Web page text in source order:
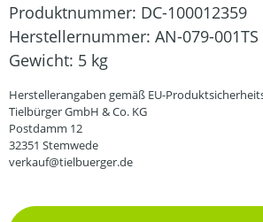
Produktnummer: DC-100012359
Herstellernummer: AN-079-001TS
Gewicht: 5 kg
Herstellerangaben gemäß EU-
Tielbürger GmbH & Co. KG
Postdamm 12
32351 Stemwede
verkauf@tielbuerger.de